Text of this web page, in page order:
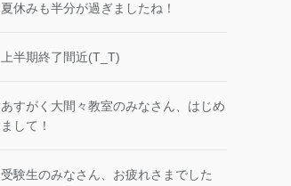
夏休みも半分が過ぎましたね！
上半期終了間近(T_T)
あすがく大間々教室のみなさん、はじめ
まして！
受験生のみなさん、お疲れさまでした